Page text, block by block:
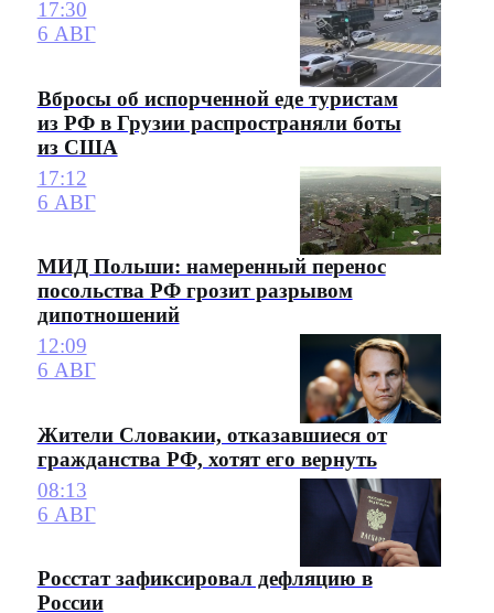
17:30
6 АВГ
Вбросы об испорченной еде туристам
из РФ в Грузии распространяли боты
из США
17:12
6 АВГ
МИД Польши: намеренный перенос
посольства РФ грозит разрывом
дипотношений
12:09
6 АВГ
Жители Словакии, отказавшиеся от
гражданства РФ, хотят его вернуть
08:13
6 АВГ
Росстат зафиксировал дефляцию в
России